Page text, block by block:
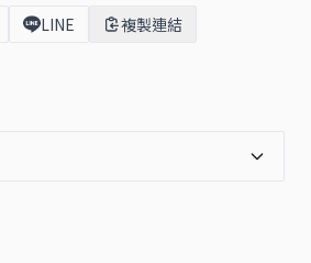
LINE 複製連結